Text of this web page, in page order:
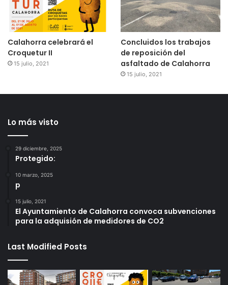
Calahorra celebrará el
Croquetur II
15 julio, 2021
Concluidos los trabajos
de reposición del
asfaltado de Calahorra
15 julio, 2021
Lo más visto
29 diciembre, 2025
Protegido:
10 marzo, 2025
p
15 julio, 2021
El Ayuntamiento de Calahorra convoca subvenciones
para la adquisión de medidores de CO2
Last Modified Posts